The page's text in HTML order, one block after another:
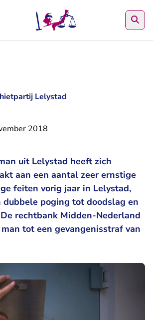
Lelystad
2018
uit Lelystad heeft zich
aan een aantal zeer ernstige
feiten vorig jaar in Lelystad,
dubbele poging tot doodslag en
rechtbank Midden-Nederland
tot een gevangenisstraf van